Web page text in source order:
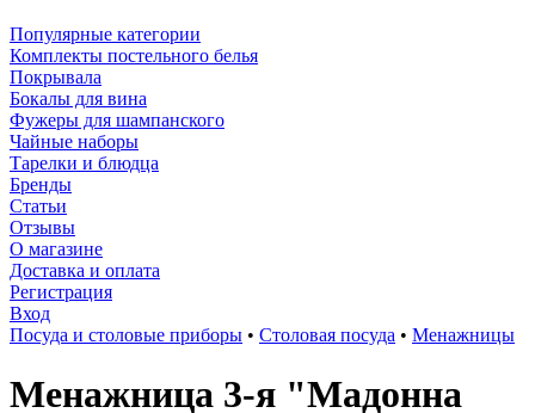
Популярные категории
Комплекты постельного белья
Покрывала
Бокалы для вина
Фужеры для шампанского
Чайные наборы
Тарелки и блюдца
Бренды
Статьи
Отзывы
О магазине
Доставка и оплата
Регистрация
Вход
Посуда и столовые приборы • Столовая посуда • Менажницы
Менажница 3-я "Мадонна